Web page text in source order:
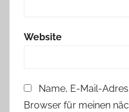
Website
Name, E-Mail-
Browser für meinen